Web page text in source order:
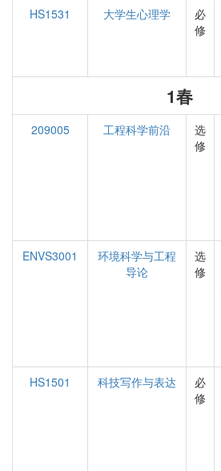
HS1531 大学生心理学
必
修
1春
209005 工程科学前沿
选
修
ENVS3001
环境科学与工程
导论
选
修
HS1501
科技写作与表达
必
修